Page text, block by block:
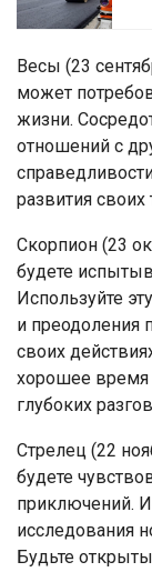
Весы (23
может
жизни.
отношений с
развития своих
Скорпион (23
будете
Используйте
и преодоления
своих
хорошее время
глубоких
Стрелец (22
будете
приключений.
исследования
Будьте